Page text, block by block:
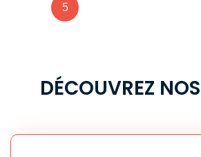
5
DÉCOUVREZ